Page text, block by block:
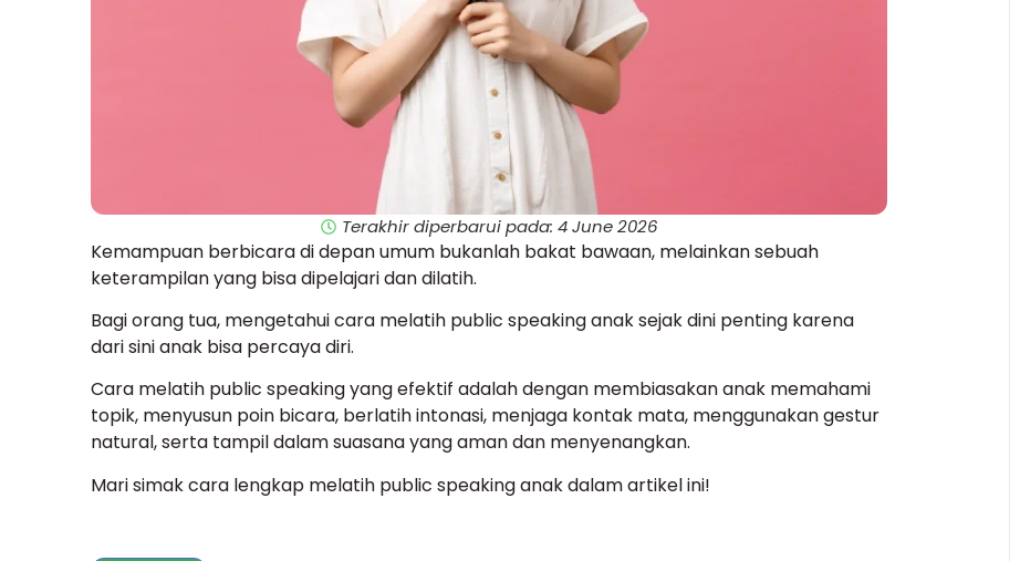
Terakhir diperbarui pada: 4 June 2026
Kemampuan berbicara di depan umum bukanlah bakat bawaan, melainkan sebuah
keterampilan yang bisa dipelajari dan dilatih.
Bagi orang tua, mengetahui cara melatih public speaking anak sejak dini penting karena
dari sini anak bisa percaya diri.
Cara melatih public speaking yang efektif adalah dengan membiasakan anak memahami
topik, menyusun poin bicara, berlatih intonasi, menjaga kontak mata, menggunakan gestur
natural, serta tampil dalam suasana yang aman dan menyenangkan.
Mari simak cara lengkap melatih public speaking anak dalam artikel ini!